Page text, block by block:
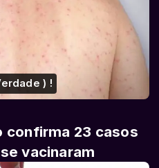
) !
confirma 23 casos
vacinaram